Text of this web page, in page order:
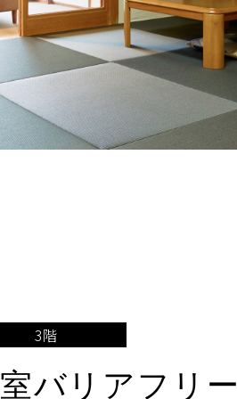
3階
バリアフリー